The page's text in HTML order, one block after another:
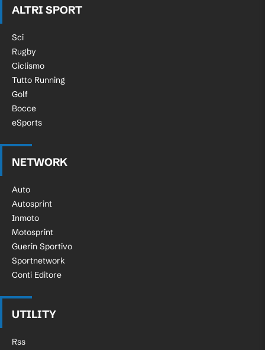
ALTRI SPORT
Sci
Rugby
Ciclismo
Tutto Running
Golf
Bocce
eSports
NETWORK
Auto
Autosprint
Inmoto
Motosprint
Guerin Sportivo
Sportnetwork
Conti Editore
UTILITY
Rss